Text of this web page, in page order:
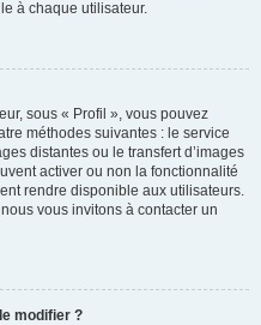
à chaque utilisateur.
sous « Profil », vous pouvez
méthodes suivantes : le service
distantes ou le transfert d’images
activer ou non la fonctionnalité
rendre disponible aux utilisateurs.
vous invitons à contacter un
modifier ?